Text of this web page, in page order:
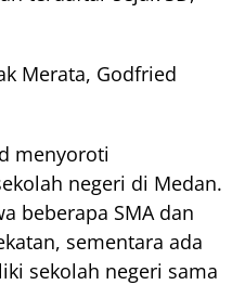
Merata, Godfried
menyoroti
negeri di Medan.
beberapa SMA dan
sementara ada
sekolah negeri sama